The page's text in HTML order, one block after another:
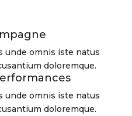
unde omnis iste natus
doloremque.
unde omnis iste natus
doloremque.